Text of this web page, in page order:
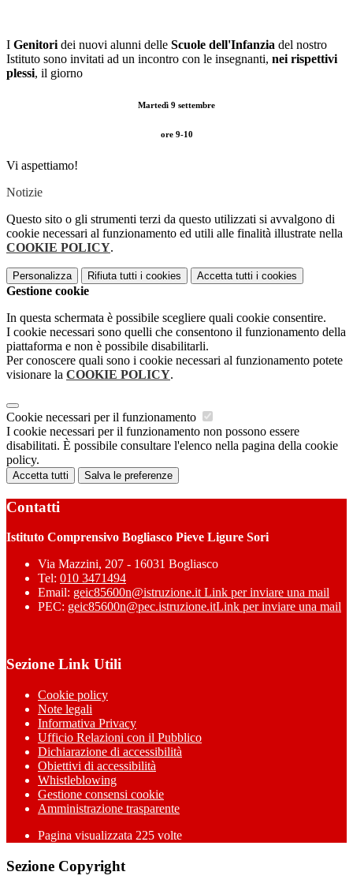
I Genitori dei nuovi alunni delle Scuole dell'Infanzia del nostro
Istituto sono invitati ad un incontro con le insegnanti, nei rispettivi
plessi, il giorno
Martedì 9 settembre
ore 9-10
Vi aspettiamo!
Notizie
Questo sito o gli strumenti terzi da questo utilizzati si avvalgono di
cookie necessari al funzionamento ed utili alle finalità illustrate nella
COOKIE POLICY.
Personalizza Rifiuta tutti i cookies Accetta tutti i cookies
Gestione cookie
In questa schermata è possibile scegliere quali cookie consentire.
I cookie necessari sono quelli che consentono il funzionamento della
piattaforma e non è possibile disabilitarli.
Per conoscere quali sono i cookie necessari al funzionamento potete
visionare la COOKIE POLICY.
Cookie necessari per il funzionamento
I cookie necessari per il funzionamento non possono essere
disabilitati. È possibile consultare l'elenco nella pagina della cookie
policy.
Accetta tutti Salva le preferenze
Contatti
Istituto Comprensivo Bogliasco Pieve Ligure Sori
Via Mazzini, 207 - 16031 Bogliasco
Tel: 010 3471494
Email: geic85600n@istruzione.itLink per inviare una mail
PEC: geic85600n@pec.istruzione.itLink per inviare una mail
Sezione Link Utili
Cookie policy
Note legali
Informativa Privacy
Ufficio Relazioni con il Pubblico
Dichiarazione di accessibilità
Obiettivi di accessibilità
Whistleblowing
Gestione consensi cookie
Amministrazione trasparente
Pagina visualizzata 225 volte
Sezione Copyright